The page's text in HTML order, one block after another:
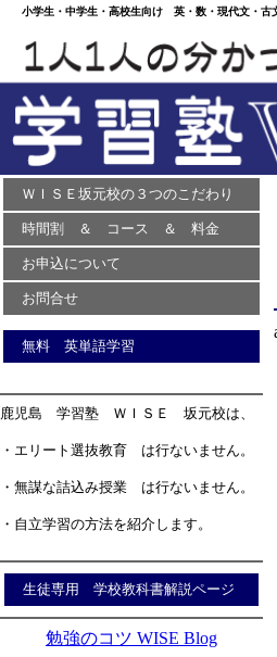
小学生・中学生・高校生向け 英・数・現代文・
ＷＩＳＥ坂元校の３つのこだわり
時間割 ＆ コース ＆ 料金
お申込について
お問合せ
無料 英単語学習
鹿児島 学習塾 ＷＩＳＥ 坂元校は、
・エリート選抜教育 は行ないません。
・無謀な詰込み授業 は行ないません。
・自立学習の方法を紹介します。
生徒専用 学校教科書解説ページ
勉強のコツ WISE Blog